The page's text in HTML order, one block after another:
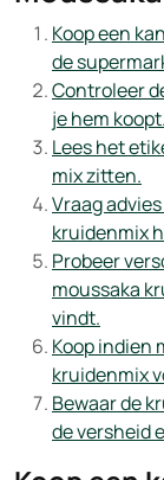
Koop een
de
Controleer
je hem koopt.
Lees het
mix zitten.
Vraag
kruidenmix
Probeer
moussaka
vindt.
Koop indien
kruidenmix
Bewaar de
de versheid